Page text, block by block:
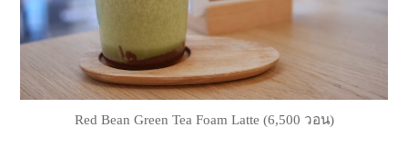
Red Bean Green Tea Foam Latte (6,500 วอน)